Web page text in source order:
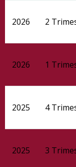
2026 2
2026 1
2025 4
2025 3